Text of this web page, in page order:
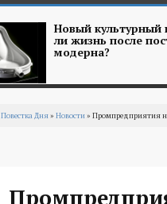
Новый культурный
ли жизнь после
модерна?
Повестка Дня» Новости» Промпредприятия